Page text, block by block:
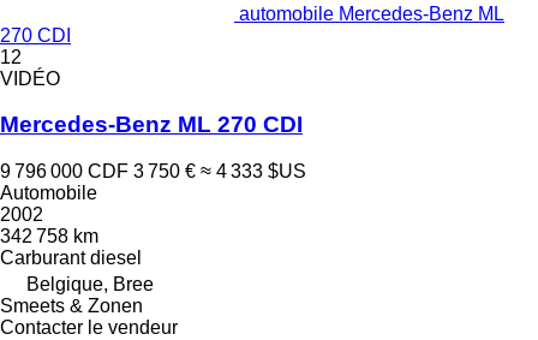
automobile Mercedes-Benz ML
270 CDI
12
VIDÉO
Mercedes-Benz ML 270 CDI
9 796 000 CDF 3 750 € ≈ 4 333 $US
Automobile
2002
342 758 km
Carburant diesel
Belgique, Bree
Smeets & Zonen
Contacter le vendeur